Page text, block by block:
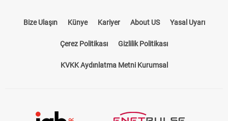
Bize Ulaşın Künye Kariyer About US Yasal Uyarı
Çerez Politikası Gizlilik Politikası
KVKK Aydınlatma Metni Kurumsal